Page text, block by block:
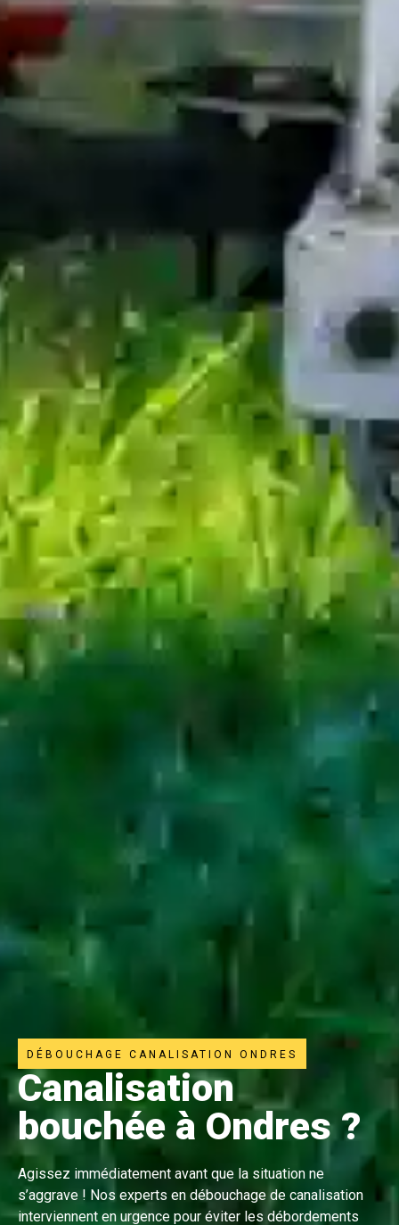
DÉBOUCHAGE CANALISATION ONDRES
Canalisation
bouchée à Ondres ?
Agissez immédiatement avant que la situation ne
s’aggrave ! Nos experts en débouchage de canalisation
interviennent en urgence pour éviter les débordements